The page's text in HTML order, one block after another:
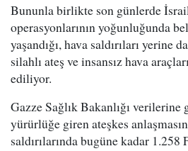
Bununla birlikte son günlerde
operasyonlarının yoğunluğunda
yaşandığı, hava saldırıları yerine
silahlı ateş ve insansız hava
ediliyor.
Gazze Sağlık Bakanlığı
yürürlüğe giren ateşkes
saldırılarında bugüne kadar 1.258